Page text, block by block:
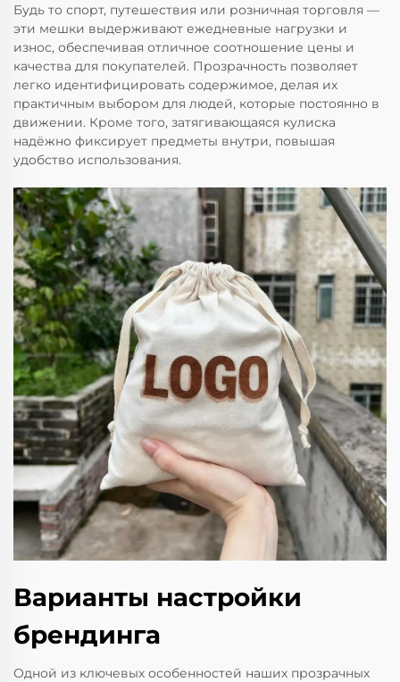
Будь то спорт, путешествия или розничная торговля —
эти мешки выдерживают ежедневные нагрузки и
износ, обеспечивая отличное соотношение цены и
качества для покупателей. Прозрачность позволяет
легко идентифицировать содержимое, делая их
практичным выбором для людей, которые постоянно в
движении. Кроме того, затягивающаяся кулиска
надёжно фиксирует предметы внутри, повышая
удобство использования.
Варианты настройки
брендинга
Одной из ключевых особенностей наших прозрачных